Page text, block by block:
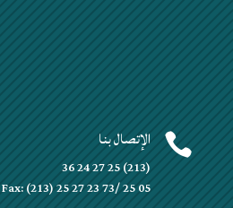
 الإتصال بنا
(213) 25 27 24 36
Fax: (213) 25 27 23 73/ 25 05